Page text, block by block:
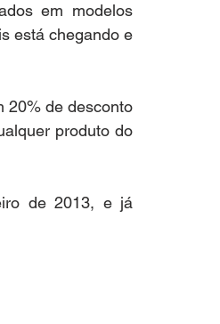
em modelos
está chegando e
20% de desconto
produto do
de 2013, e já